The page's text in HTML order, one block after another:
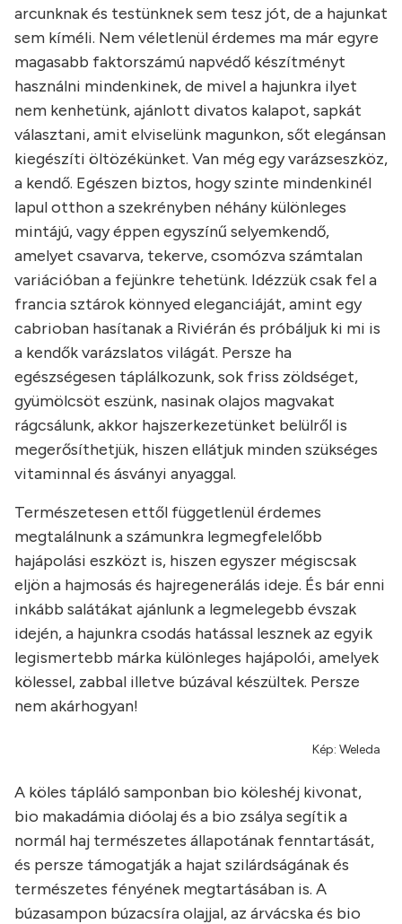
arcunknak és testünknek sem tesz jót, de a hajunkat
sem kíméli. Nem véletlenül érdemes ma már egyre
magasabb faktorszámú napvédő készítményt
használni mindenkinek, de mivel a hajunkra ilyet
nem kenhetünk, ajánlott divatos kalapot, sapkát
választani, amit elviselünk magunkon, sőt elegánsan
kiegészíti öltözékünket. Van még egy varázseszköz,
a kendő. Egészen biztos, hogy szinte mindenkinél
lapul otthon a szekrényben néhány különleges
mintájú, vagy éppen egyszínű selyemkendő,
amelyet csavarva, tekerve, csomózva számtalan
variációban a fejünkre tehetünk. Idézzük csak fel a
francia sztárok könnyed eleganciáját, amint egy
cabrioban hasítanak a Riviérán és próbáljuk ki mi is
a kendők varázslatos világát. Persze ha
egészségesen táplálkozunk, sok friss zöldséget,
gyümölcsöt eszünk, nasinak olajos magvakat
rágcsálunk, akkor hajszerkezetünket belülről is
megerősíthetjük, hiszen ellátjuk minden szükséges
vitaminnal és ásványi anyaggal.
Természetesen ettől függetlenül érdemes
megtalálnunk a számunkra legmegfelelőbb
hajápolási eszközt is, hiszen egyszer mégiscsak
eljön a hajmosás és hajregenerálás ideje. És bár enni
inkább salátákat ajánlunk a legmelegebb évszak
idején, a hajunkra csodás hatással lesznek az egyik
legismertebb márka különleges hajápolói, amelyek
kölessel, zabbal illetve búzával készültek. Persze
nem akárhogyan!
Kép: Weleda
A köles tápláló samponban bio köleshéj kivonat,
bio makadámia dióolaj és a bio zsálya segítik a
normál haj természetes állapotának fenntartását,
és persze támogatják a hajat szilárdságának és
természetes fényének megtartásában is. A
búzasampon búzacsíra olajjal, az árvácska és bio